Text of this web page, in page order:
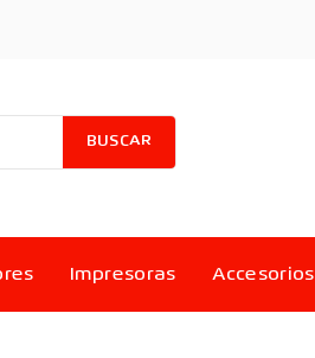
BUSCAR
Impresoras Accesorios